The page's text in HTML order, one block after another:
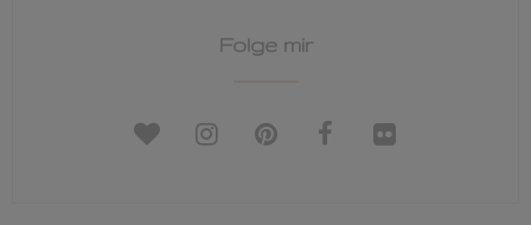
Folge mir